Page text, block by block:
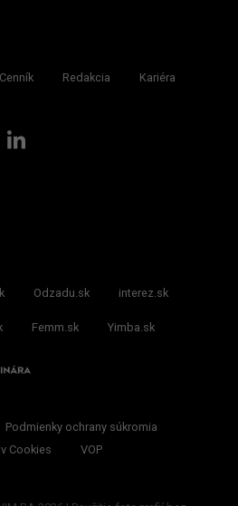
Cenník Redakcia Kariéra
Odzadu.sk interez.sk
Femm.sk Yimba.sk
Podmienky ochrany súkromia
Cookies
VOP